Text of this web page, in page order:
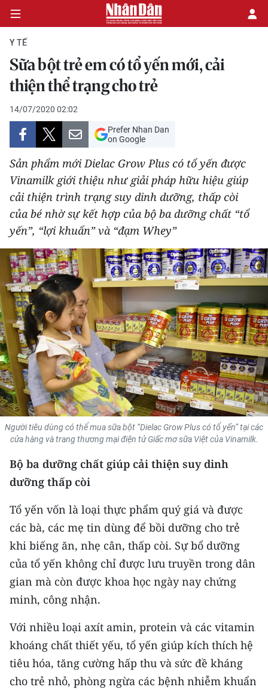
CHÍNH TRỊ
KINH TẾ
VĂN HÓA
XÃ HỘI
PHÁP LUẬT
DU LỊCH
THẾ GIỚI
THỂ THAO
GIÁO DỤC
Y TẾ
KHOA HỌC - CÔNG NGHỆ
MÔI TRƯỜNG
BẠN ĐỌC
KIỂM CHỨNG THÔNG TIN
TRI THỨC CHUYÊN SÂU
54 DÂN TỘC VIỆT NAM
CHƯƠNG TRÌNH OCOP - MỖI XÃ
MỘT SẢN PHẨM
RADIO
MEDIA CENTER
E-Magazine
Video
Y TẾ
Sữa bột trẻ em có tổ yến mới, cải
thiện thể trạng cho trẻ
14/07/2020 02:02
Prefer Nhan Dan
on Google
Sản phẩm mới Dielac Grow Plus có tổ yến được
Vinamilk giới thiệu như giải pháp hữu hiệu giúp
cải thiện trình trạng suy dinh dưỡng, thấp còi
của bé nhờ sự kết hợp của bộ ba dưỡng chất “tổ
yến”, “lợi khuẩn” và “đạm Whey”
Người tiêu dùng có thể mua sữa bột “Dielac Grow Plus có tổ yến” tại các
cửa hàng và trang thương mại điện tử Giấc mơ sữa Việt của Vinamilk.
Bộ ba dưỡng chất giúp cải thiện suy dinh
dưỡng thấp còi
Tổ yến vốn là loại thực phẩm quý giá và được
các bà, các mẹ tin dùng để bồi dưỡng cho trẻ
khi biếng ăn, nhẹ cân, thấp còi. Sự bổ dưỡng
của tổ yến không chỉ được lưu truyền trong dân
gian mà còn được khoa học ngày nay chứng
minh, công nhận.
Với nhiều loại axít amin, protein và các vitamin
khoáng chất thiết yếu, tổ yến giúp kích thích hệ
tiêu hóa, tăng cường hấp thu và sức đề kháng
cho trẻ nhỏ, phòng ngừa các bệnh nhiễm khuẩn